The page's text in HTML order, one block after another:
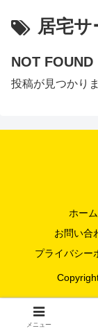
居宅サ
NOT FOUND
投稿が見つかり
ホーム
お問い合
プライバシー
メニュー